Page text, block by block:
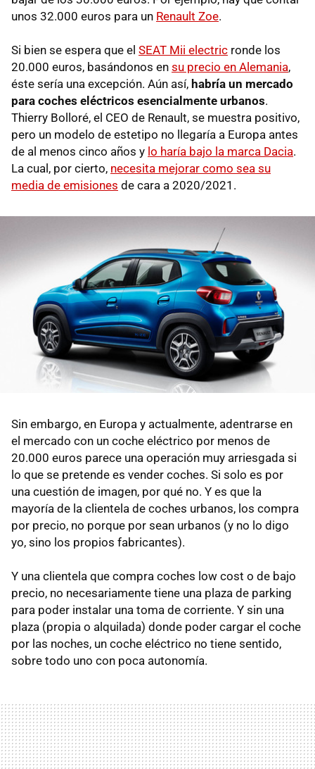
unos 32.000 euros para un Renault Zoe.
Si bien se espera que el SEAT Mii electric ronde los
20.000 euros, basándonos en su precio en Alemania,
éste sería una excepción. Aún así, habría un mercado
para coches eléctricos esencialmente urbanos.
Thierry Bolloré, el CEO de Renault, se muestra positivo,
pero un modelo de estetipo no llegaría a Europa antes
de al menos cinco años y lo haría bajo la marca Dacia.
La cual, por cierto, necesita mejorar como sea su
media de emisiones de cara a 2020/2021.
Sin embargo, en Europa y actualmente, adentrarse en
el mercado con un coche eléctrico por menos de
20.000 euros parece una operación muy arriesgada si
lo que se pretende es vender coches. Si solo es por
una cuestión de imagen, por qué no. Y es que la
mayoría de la clientela de coches urbanos, los compra
por precio, no porque por sean urbanos (y no lo digo
yo, sino los propios fabricantes).
Y una clientela que compra coches low cost o de bajo
precio, no necesariamente tiene una plaza de parking
para poder instalar una toma de corriente. Y sin una
plaza (propia o alquilada) donde poder cargar el coche
por las noches, un coche eléctrico no tiene sentido,
sobre todo uno con poca autonomía.